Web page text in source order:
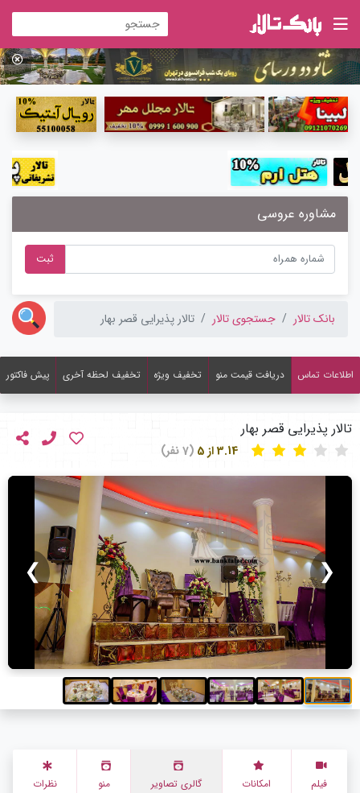
مشاوره عروسی
ثبت
بانک تالار جستجوی تالار تالار پذیرایی قصر بهار
اطلاعات تماس دریافت قیمت منو تخفیف ویژه تخفیف لحظه آخری پیش فاکتور
تالار پذیرایی قصر بهار
(7 نفر)
❮
❯
فیلم امکانات گالری تصاویر منو نظرات